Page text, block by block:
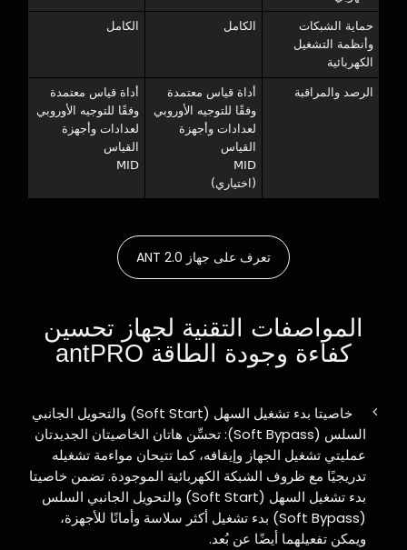
حماية الشبكات
وأنظمة التشغيل
الكهربائية
الكامل الكامل
الرصد والمراقبة
أداة قياس معتمدة
وفقًا للتوجيه الأوروبي
لعدادات وأجهزة
القياس
MID
(اختياري)
أداة قياس معتمدة
وفقًا للتوجيه الأوروبي
لعدادات وأجهزة
القياس
MID
تعرف على جهاز ANT 2.0
المواصفات التقنية لجهاز تحسين
كفاءة وجودة الطاقة antPRO
خاصيتا بدء تشغيل السهل (Soft Start) والتحويل الجانبي
السلس (Soft Bypass): تحسِّن هاتان الخاصيتان الجديدتان
عمليتي تشغيل الجهاز وإيقافه، كما تتيحان مواءمة تشغيله
تدريجيًا مع ظروف الشبكة الكهربائية الموجودة. تضمن خاصيتا
بدء تشغيل السهل (Soft Start) والتحويل الجانبي السلس
(Soft Bypass) بدء تشغيل أكثر سلاسة وأمانًا للأجهزة،
ويمكن تفعيلهما أيضًا عن بُعد.